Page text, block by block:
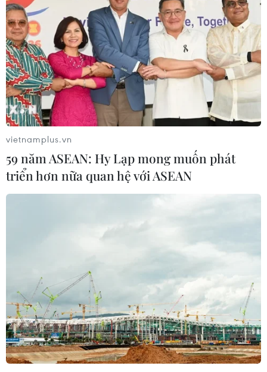
vietnamplus.vn
59 năm ASEAN: Hy Lạp mong muốn phát
triển hơn nữa quan hệ với ASEAN